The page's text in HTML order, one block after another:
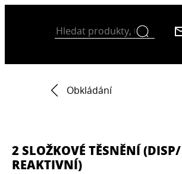
Obkládání
2 SLOŽKOVÉ TĚSNĚNÍ
REAKTIVNÍ)